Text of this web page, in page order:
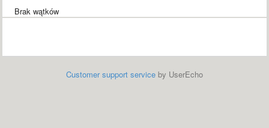
Brak wątków
Customer support service by UserEcho